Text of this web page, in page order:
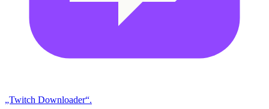
„Twitch Downloader“.